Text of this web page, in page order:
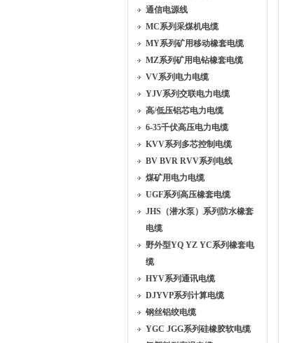
通信电源线
MC系列采煤机电缆
MY系列矿用移动橡套电缆
MZ系列矿用电钻橡套电缆
VV系列电力电缆
YJV系列交联电力电缆
高/低压铝芯电力电缆
6-35千伏高压电力电缆
KVV系列多芯控制电缆
BV BVR RVV系列电线
煤矿用电力电缆
UGF系列高压橡套电缆
JHS（潜水泵）系列防水橡套
电缆
野外型YQ YZ YC系列橡套电
缆
HYV系列通讯电缆
DJYVP系列计算电缆
钢丝铝绞电缆
YGC JGG系列硅橡胶软电缆